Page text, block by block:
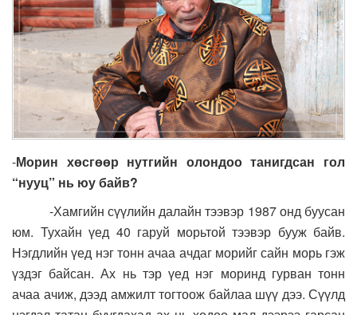
-Морин хөсгөөр нутгийн олондоо танигдсан гол
“нууц” нь юу байв?
-Хамгийн сүүлийн далайн тээвэр 1987 онд буусан
юм. Тухайн үед 40 гаруй морьтой тээвэр бууж байв.
Нэгдлийн үед нэг тонн ачаа ачдаг морийг сайн морь гэж
үздэг байсан. Ах нь тэр үед нэг моринд гурван тонн
ачаа ачиж, дээд амжилт тогтоож байлаа шүү дээ. Сүүлд